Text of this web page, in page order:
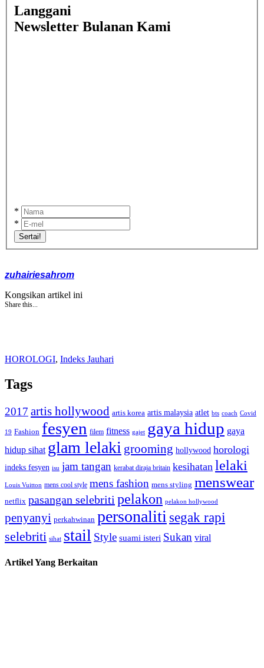
Langgani
Newsletter Bulanan Kami
*
*
Sertai!
zuhairiesahrom
Kongsikan artikel ini
Share this...
HOROLOGI, Indeks Jauhari
Tags
2017 artis hollywood artis korea artis malaysia atlet bts coach Covid
19 Fashion fesyen filem fitness gajet gaya hidup gaya
hidup sihat glam lelaki grooming hollywood horologi
indeks fesyen isu jam tangan kerabat diraja britain kesihatan lelaki
Louis Vuitton mens cool style mens fashion mens styling menswear
netflix pasangan selebriti pelakon pelakon hollywood
penyanyi perkahwinan personaliti segak rapi
selebriti sihat stail Style suami isteri Sukan viral
Artikel Yang Berkaitan